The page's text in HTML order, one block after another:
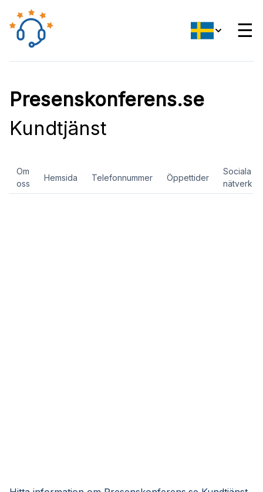
☰
Presenskonferens.se
Kundtjänst
Om
oss
Hemsida Telefonnummer Öppettider
Sociala
nätverk